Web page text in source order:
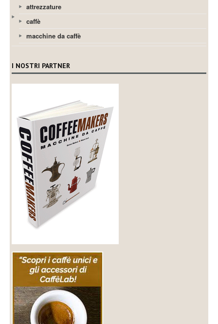
attrezzature
caffè
macchine da caffè
I NOSTRI PARTNER